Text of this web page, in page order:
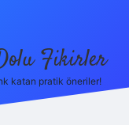
Fikirler
katan pratik öneriler!